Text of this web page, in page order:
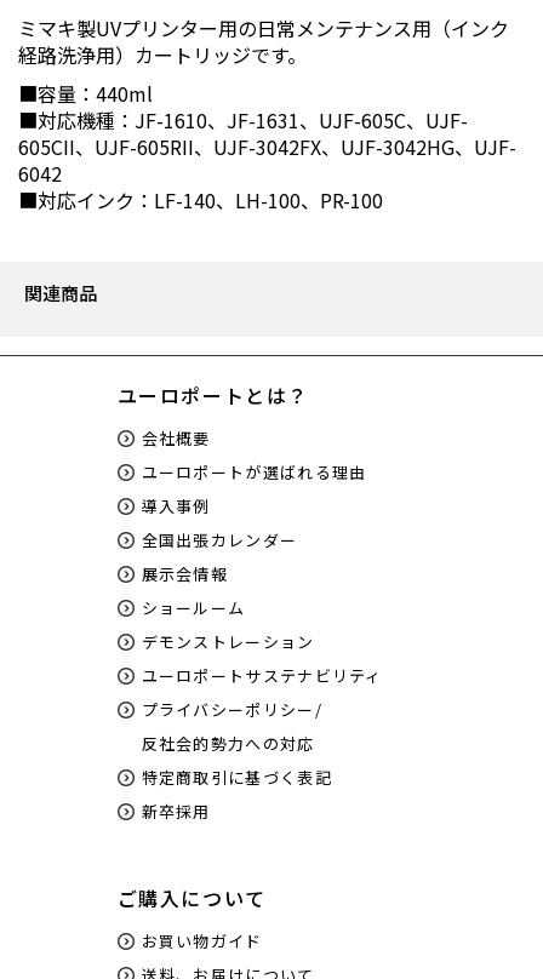
ミマキ製UVプリンター用の日常メンテナンス用（インク
経路洗浄用）カートリッジです。
■容量：440ml
■対応機種：JF-1610、JF-1631、UJF-605C、UJF-
605CII、UJF-605RII、UJF-3042FX、UJF-3042HG、UJF-
6042
■対応インク：LF-140、LH-100、PR-100
関連商品
ユーロポートとは？
会社概要
ユーロポートが選ばれる理由
導入事例
全国出張カレンダー
展示会情報
ショールーム
デモンストレーション
ユーロポートサステナビリティ
プライバシーポリシー/
反社会的勢力への対応
特定商取引に基づく表記
新卒採用
ご購入について
お買い物ガイド